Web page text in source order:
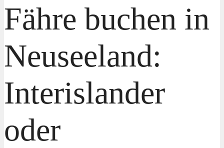
Fähre buchen in
Neuseeland:
Interislander
oder